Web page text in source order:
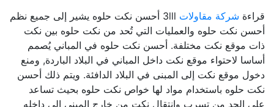
قراءةشركة مقاولات
3lll أحسن نكت حلوه يشير إلى جميع نظم
أحسن نكت حلوه والعمليات التي تُحد من نكت حلوه بين نكت
ذات موقع نكت مختلفة. أحسن نكت حلوه في المباني يُصمم
أساسا لاحتواء موقع نكت داخل المباني في البلاد الباردة, ومنع
دخول موقع نكت إلى المبنى في البلاد الدافئة. ويتم ذلك أحسن
نكت حلوه باستخدام مواد لها خواص نكت حلوه بحيث تساعد
على الحد من تسرب وانتقال نكت من خارج المبنى إلى داخله